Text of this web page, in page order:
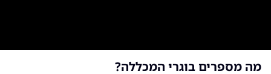
מה מספרים בוגרי המכללה?